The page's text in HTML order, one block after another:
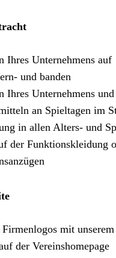
Ihres Unternehmens auf
und banden
Ihres Unternehmens
an Spieltagen im
in allen Alters- und
der Funktionskleidung
mit unserem
der Vereinshomepage